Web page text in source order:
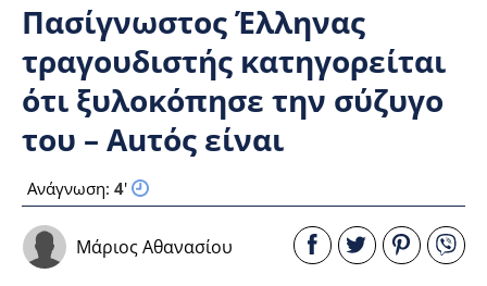
Πασίγνωστος Έλληνας
τραγουδιστής κατηγορείται
ότι ξυλοκόπησε την σύζυγο
του – Auτός είναι
Ανάγνωση: 4'
Μάριος Αθανασίου